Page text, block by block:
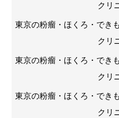
クリ
東京の粉瘤・ほくろ・でき
クリ
東京の粉瘤・ほくろ・でき
クリ
東京の粉瘤・ほくろ・でき
クリ